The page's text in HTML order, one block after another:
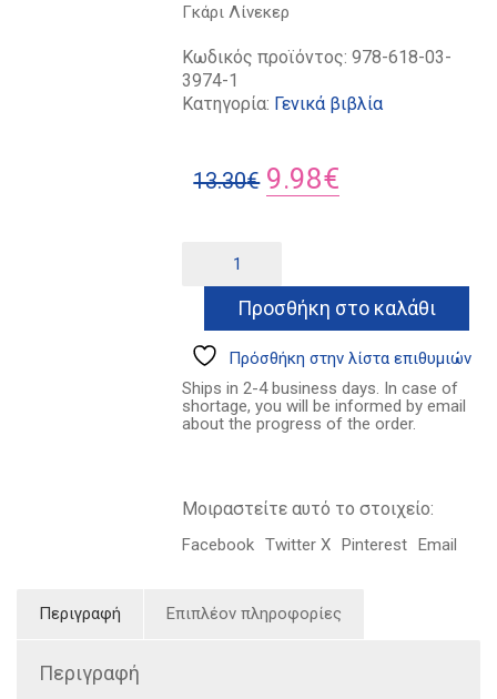
Γκάρι Λίνεκερ
Κωδικός προϊόντος:978-618-03-
3974-1
Κατηγορία: Γενικά βιβλία
13.30€ Original
13.30€.
9.98€
είναι:
9.98€.
που
ποδόσφαιρο
άλλαξε
κόσμο
ποσότητα
Προσθήκη στο καλάθι
Πρόσθήκη στην λίστα επιθυμιών
Ships in 2-4 business days. In case of
shortage, you will be informed by email
about the progress of the order.
Μοιραστείτε αυτό το στοιχείο:
Facebook Twitter X Pinterest Email
Περιγραφή Επιπλέον πληροφορίες
Περιγραφή